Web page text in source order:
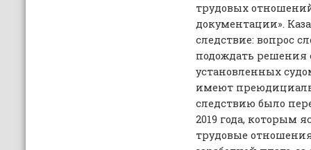
трудовых
документации».
следствие: вопрос
подождать решения
установленных
имеют
следствию было
2019 года, которым
трудовые